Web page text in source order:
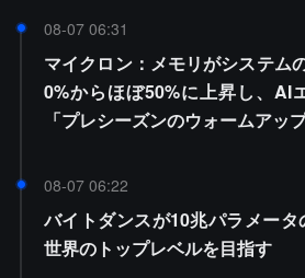
08-07 06:31
マイクロン：メモリがシステム
0%からほぼ50%に上昇し、AI
「プレシーズンのウォームアッ
08-07 06:22
バイトダンスが10兆パラメータ
世界のトップレベルを目指す